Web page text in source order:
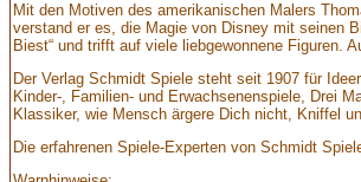
Mit den Motiven des amerikanischen Malers
verstand er es, die Magie von Disney mit seinen
Biest“ und trifft auf viele liebgewonnene Figuren.
Der Verlag Schmidt Spiele steht seit 1907 für
Kinder-, Familien- und Erwachsenenspiele, Drei
Klassiker, wie Mensch ärgere Dich nicht, Kniffel
Die erfahrenen Spiele-Experten von Schmidt